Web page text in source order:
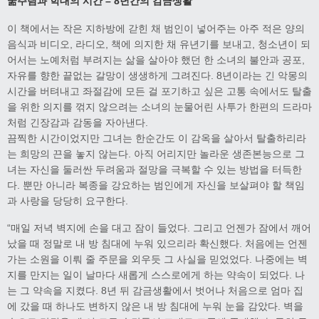
이 책에서는 작은 지하방에 갇힌 채 범인이 넣어주는 아주 적은 양의
음식과 비디오, 라디오, 책에 의지한 채 유년기를 보내고, 청소년이 되
어서는 노예처럼 부려지는 삶을 살아야 했던 한 소녀의 불안과 공포,
자유를 향한 끝없는 갈망이 생생하게 그려진다. 8년이라는 긴 악몽의
시간을 버텨내고 좌절감에 모든 걸 포기하고 싶은 고통 속에서도 탈출
을 위한 의지를 꺾지 않으려는 소녀의 눈물어린 사투가 한편의 드라마
처럼 긴장감과 감동을 자아낸다.
끔찍한 시간이었지만 그녀는 한순간도 이 감옥을 살아서 탈출하리라
는 희망의 끈을 놓지 않는다. 아직 어리지만 놀라운 생존본능으로 그
녀는 자신을 둘러싼 두려움과 절망을 극복할 수 있는 방법을 터득한
다. 뿐만 아니라 복종을 강요하는 범인에게 자신을 보살펴야 할 책임
과 사랑을 당당히 요구한다.
“매일 저녁 벽지에 손을 대고 잠이 들었다. 그리고 언젠가 잠에서 깨어
났을 때 정말로 내 방 침대에 누워 있으리라 확신했다. 처음에는 언젠
가는 소원을 이뤄 줄 주문을 외우듯 그 사실을 믿었었다. 나중에는 벽
지를 만지는 일이 날마다 새롭게 스스로에게 하는 약속이 되었다. 나
는 그 약속을 지켰다. 8년 뒤 감금생활에서 벗어나 처음으로 엄마 집
에 갔을 때 하나도 변하지 않은 내 방 침대에 누워 눈을 감았다. 벽을